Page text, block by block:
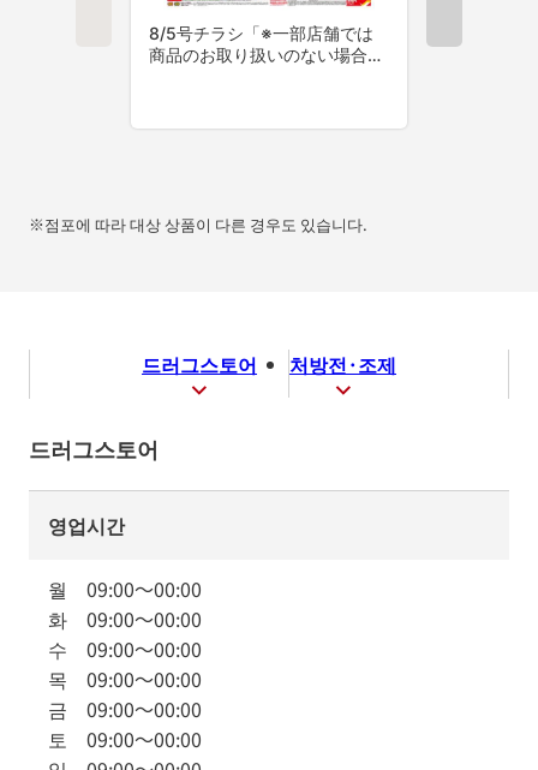
※점포에 따라 대상 상품이 다른 경우도 있습니다.
드러그스토어 처방전·조제
드러그스토어
영업시간
월 09:00～00:00
화 09:00～00:00
수 09:00～00:00
목 09:00～00:00
금 09:00～00:00
토 09:00～00:00